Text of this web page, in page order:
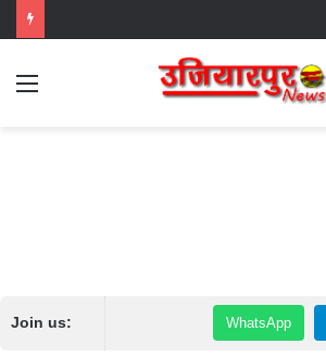
Menu
Join us: WhatsApp